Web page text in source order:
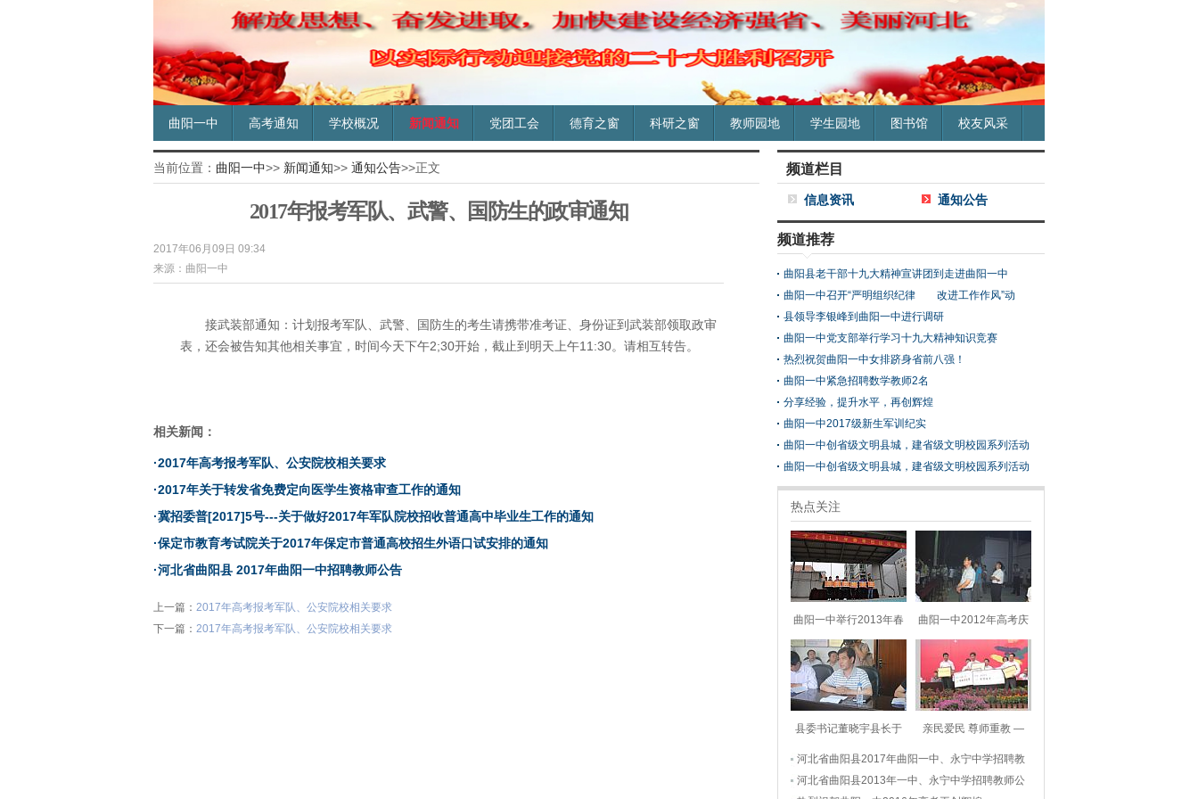
曲阳一中 高考通知 学校概况 新闻通知 党团工会 德育之窗 科研之窗 教师园地 学生园地 图书馆 校友风采
当前位置： 曲阳一中>> 新闻通知>> 通知公告>>正文
2017年报考军队、武警、国防生的政审通知
2017年06月09日 09:34
来源：曲阳一中
接武装部通知：计划报考军队、武警、国防生的考生请携带准考证、身份证到武装部领取政审
表，还会被告知其他相关事宜，时间今天下午2;30开始，截止到明天上午11:30。请相互转告。
相关新闻：
·2017年高考报考军队、公安院校相关要求
·2017年关于转发省免费定向医学生资格审查工作的通知
·冀招委普[2017]5号---关于做好2017年军队院校招收普通高中毕业生工作的通知
·保定市教育考试院关于2017年保定市普通高校招生外语口试安排的通知
·河北省曲阳县 2017年曲阳一中招聘教师公告
上一篇： 2017年高考报考军队、公安院校相关要求
下一篇： 2017年高考报考军队、公安院校相关要求
频道栏目
信息资讯 通知公告
频道推荐
曲阳县老干部十九大精神宣讲团到走进曲阳一中
曲阳一中召开“严明组织纪律 改进工作作风”动
县领导李银峰到曲阳一中进行调研
曲阳一中党支部举行学习十九大精神知识竞赛
热烈祝贺曲阳一中女排跻身省前八强！
曲阳一中紧急招聘数学教师2名
分享经验，提升水平，再创辉煌
曲阳一中2017级新生军训纪实
曲阳一中创省级文明县城，建省级文明校园系列活动
曲阳一中创省级文明县城，建省级文明校园系列活动
热点关注
曲阳一中举行2013年春 曲阳一中2012年高考庆
县委书记董晓宇县长于 亲民爱民 尊师重教 —
河北省曲阳县2017年曲阳一中、永宁中学招聘教
河北省曲阳县2013年一中、永宁中学招聘教师公